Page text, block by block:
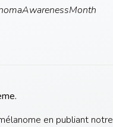
en publiant notre